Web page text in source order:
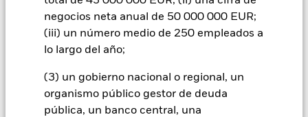
negocios neta anual de 50 000 000 EUR;
(iii) un número medio de 250 empleados a
lo largo del año;
(3) un gobierno nacional o regional, un
organismo público gestor de deuda
pública, un banco central, una
cuando los derivados se utilizan de una forma generalizada o
compleja.
Todas las clases de acciones con cobertura de divisas de este
uso de derivados para una clase de acciones podría conllevar
un posible riesgo de contagio (también denominado «spill-
over») a otras clases de acciones del fondo. La sociedad